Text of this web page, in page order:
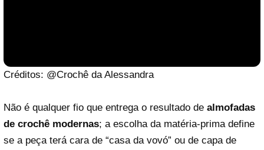
Créditos: @Crochê da Alessandra
Não é qualquer fio que entrega o resultado de almofadas
de crochê modernas; a escolha da matéria-prima define
se a peça terá cara de “casa da vovó” ou de capa de